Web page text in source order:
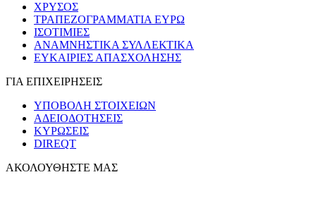
ΧΡΥΣΟΣ
ΤΡΑΠΕΖΟΓΡΑΜΜΑΤΙΑ ΕΥΡΩ
ΙΣΟΤΙΜΙΕΣ
ΑΝΑΜΝΗΣΤΙΚΑ ΣΥΛΛΕΚΤΙΚΑ
ΕΥΚΑΙΡΙΕΣ ΑΠΑΣΧΟΛΗΣΗΣ
ΓΙΑ ΕΠΙΧΕΙΡΗΣΕΙΣ
ΥΠΟΒΟΛΗ ΣΤΟΙΧΕΙΩΝ
ΑΔΕΙΟΔΟΤΗΣΕΙΣ
ΚΥΡΩΣΕΙΣ
DIREQT
ΑΚΟΛΟΥΘΗΣΤΕ ΜΑΣ